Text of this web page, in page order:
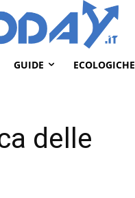
GUIDE ECOLOGICHE
delle